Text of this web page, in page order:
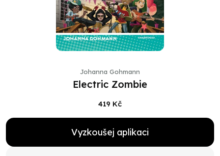
Johanna Gohmann
Electric Zombie
419 Kč
Vyzkoušej aplikaci